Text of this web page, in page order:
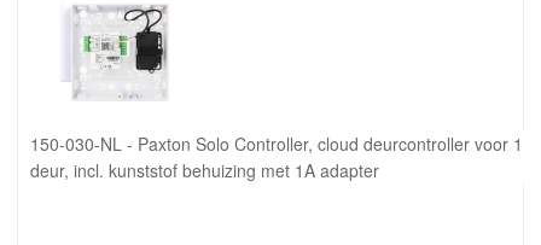
150-030-NL - Paxton Solo Controller, cloud deurcontroller voor 1
deur, incl. kunststof behuizing met 1A adapter